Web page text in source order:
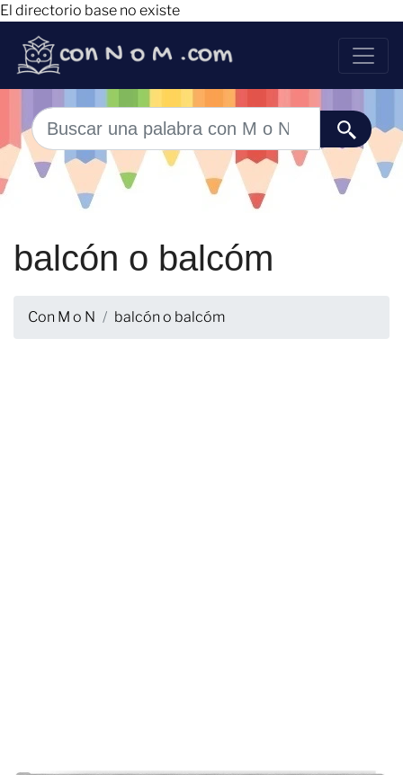
El directorio base no existe
balcón o balcóm
Con M o N balcón o balcóm